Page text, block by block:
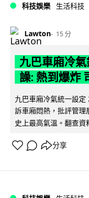
科技娛樂 生活科技
Lawton 15 分
九巴車廂冷
譟: 熱到爆炸
九巴車廂冷氣統一設
訴車廂悶熱，批評管
史上最高氣溫。翻查資
分享